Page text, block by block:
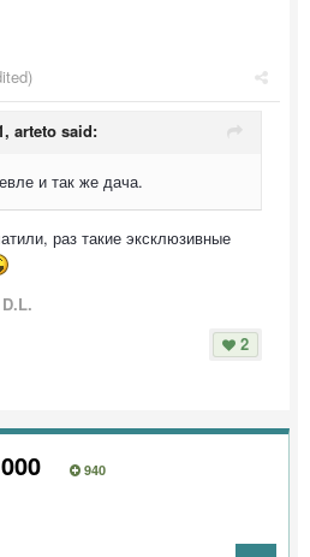
arteto said:
и так же дача.
раз такие эксклюзивные
2
940